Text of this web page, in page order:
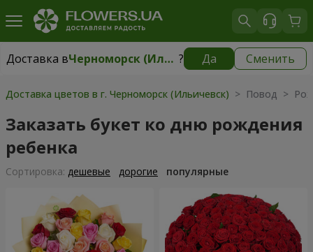
Доставка в Черноморск (Ильичевск) ? Да Сменить
Доставка вЧерноморск (Ильичевск)|бесплатно
Доставка цветов в г. Черноморск (Ильичевск) > Повод >
Заказать букет ко дню рождения
ребенка
Cортировка: дешевые дорогие популярные